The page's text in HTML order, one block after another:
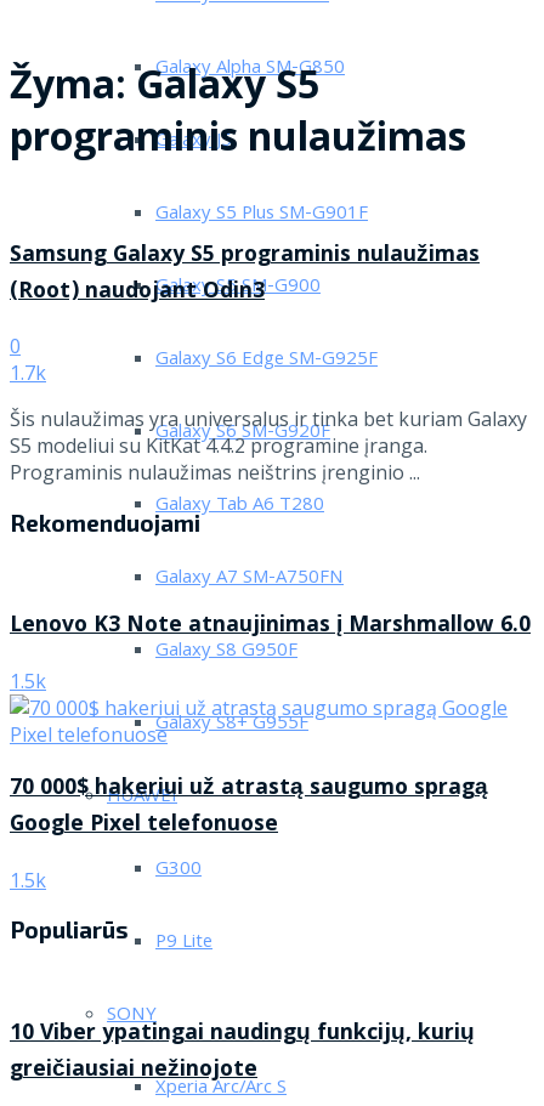
Galaxy Alpha SM-G850
Galaxy J5
Galaxy S5 Plus SM-G901F
Galaxy S5 SM-G900
Galaxy S6 Edge SM-G925F
Galaxy S6 SM-G920F
Galaxy Tab A6 T280
Galaxy A7 SM-A750FN
Galaxy S8 G950F
Galaxy S8+ G955F
HUAWEI
G300
P9 Lite
SONY
Xperia Arc/Arc S
Žyma:Galaxy S5
programinis nulaužimas
Samsung Galaxy S5 programinis nulaužimas
(Root) naudojant Odin3
0
1.7k
Šis nulaužimas yra universalus ir tinka bet kuriam Galaxy
S5 modeliui su KitKat 4.4.2 programine įranga.
Programinis nulaužimas neištrins įrenginio ...
Rekomenduojami
Lenovo K3 Note atnaujinimas į Marshmallow 6.0
1.5k
70 000$ hakeriui už atrastą saugumo spragą
Google Pixel telefonuose
1.5k
Populiarūs
10 Viber ypatingai naudingų funkcijų, kurių
greičiausiai nežinojote